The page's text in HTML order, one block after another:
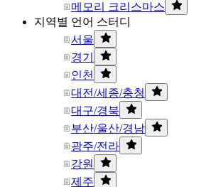
메모리 크리스마스
지역별 언어 스터디
서울
경기
인천
대전/세종/충청
대구/경북
부산/울산/경남
광주/전라
강원
제주